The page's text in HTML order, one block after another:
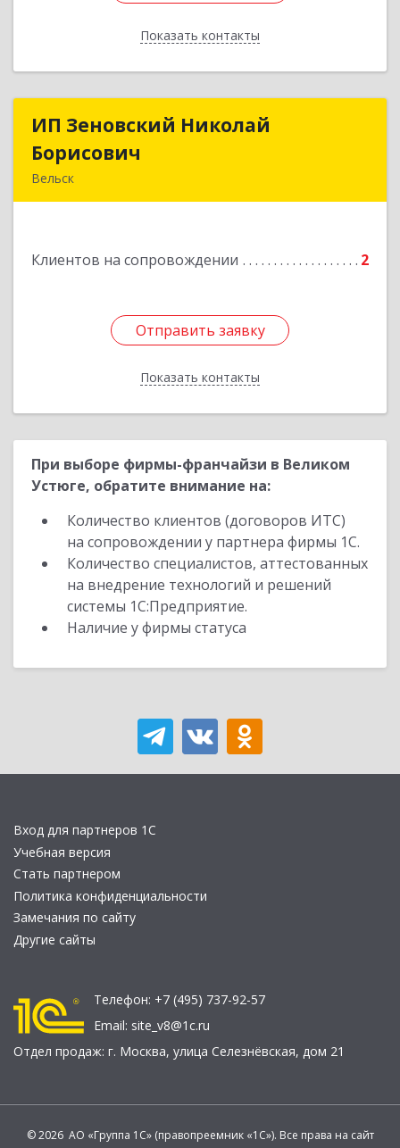
Показать контакты
Назад
ИП Зеновский Николай
Борисович
Вельск
Клиентов на сопровождении 2
Отправить заявку
Показать контакты
ИП Зеновский Николай
Подробнее
Отправить заявку
Назад
При выборе фирмы-франчайзи в Великом
Устюге, обратите внимание на:
Количество клиентов (договоров ИТС)
на сопровождении у партнера фирмы 1С.
Количество специалистов, аттестованных
на внедрение технологий и решений
системы 1С:Предприятие.
Наличие у фирмы статуса
Вход для партнеров 1С
Учебная версия
Стать партнером
Политика конфиденциальности
Замечания по сайту
Другие сайты
Телефон: +7 (495) 737-92-57
Email: site_v8@1c.ru
Отдел продаж: г. Москва, улица Селезнёвская, дом 21
© 2026 АО «Группа 1С» (правопреемник «1С»). Все права на сайт